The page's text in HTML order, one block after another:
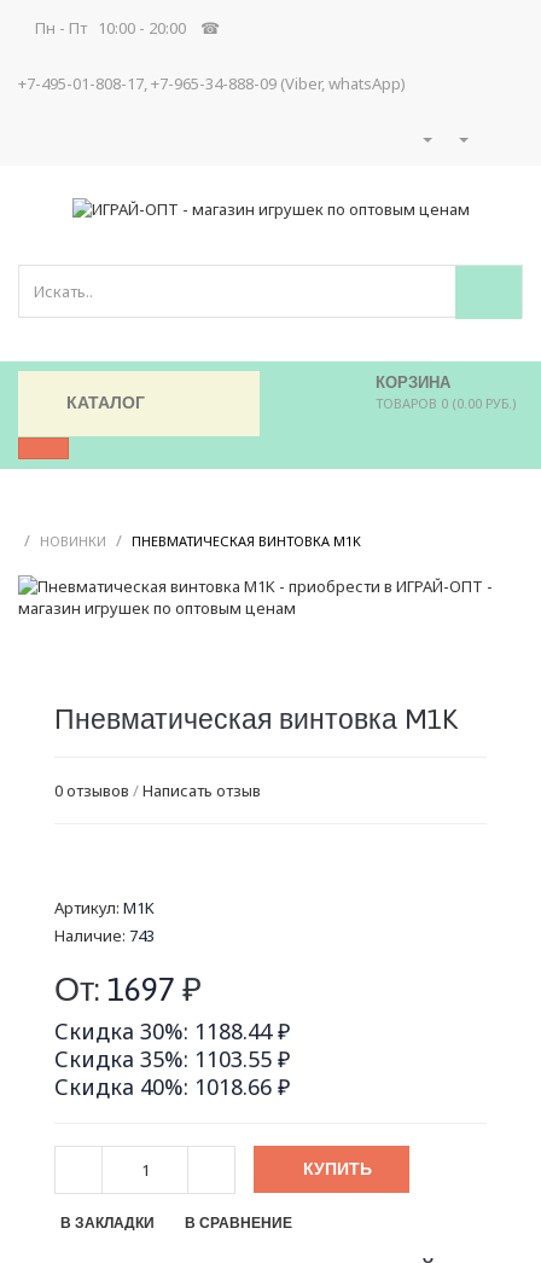
Пн - Пт 10:00 - 20:00 ☎
+7-495-01-808-17, +7-965-34-888-09 (Viber, whatsApp)
КОРЗИНА
ТОВАРОВ 0 (0.00 РУБ.)
КАТАЛОГ
/ НОВИНКИ / ПНЕВМАТИЧЕСКАЯ ВИНТОВКА M1K
Пневматическая винтовка M1K
0 отзывов /Написать отзыв
Артикул: M1K
Наличие: 743
От: 1697 ₽
Скидка 30%: 1188.44 ₽
Скидка 35%: 1103.55 ₽
Скидка 40%: 1018.66 ₽
КУПИТЬ
В ЗАКЛАДКИ В СРАВНЕНИЕ